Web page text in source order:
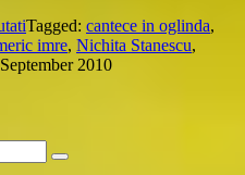
Tagged: cantece in oglinda,
imre, Nichita Stanescu,
2010